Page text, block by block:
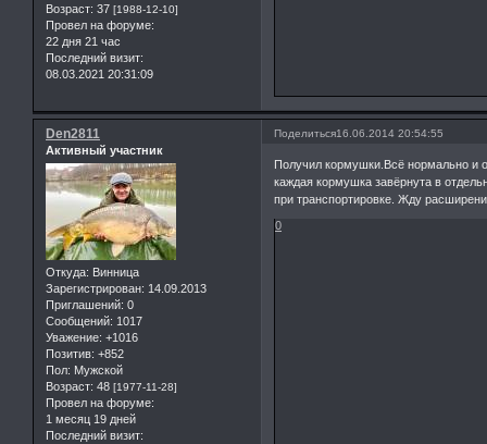
Возраст: 37 [1988-12-10]
Провел на форуме:
22 дня 21 час
Последний визит:
08.03.2021 20:31:09
Поделиться16.06.2014 20:54:55
Den2811
Активный участник
Откуда: Винница
Зарегистрирован: 14.09.2013
Приглашений: 0
Сообщений: 1017
Уважение: +1016
Позитив: +852
Пол: Мужской
Возраст: 48 [1977-11-28]
Провел на форуме:
1 месяц 19 дней
Последний визит:
Получил кормушки.Всё нормально и
каждая кормушка завёрнута в
при транспортировке. Жду
0